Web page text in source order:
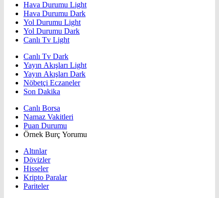
Hava Durumu Light
Hava Durumu Dark
Yol Durumu Light
Yol Durumu Dark
Canlı Tv Light
Canlı Tv Dark
Yayın Akışları Light
Yayın Akışları Dark
Nöbetçi Eczaneler
Son Dakika
Canlı Borsa
Namaz Vakitleri
Puan Durumu
Örnek Burç Yorumu
Altınlar
Dövizler
Hisseler
Kripto Paralar
Pariteler